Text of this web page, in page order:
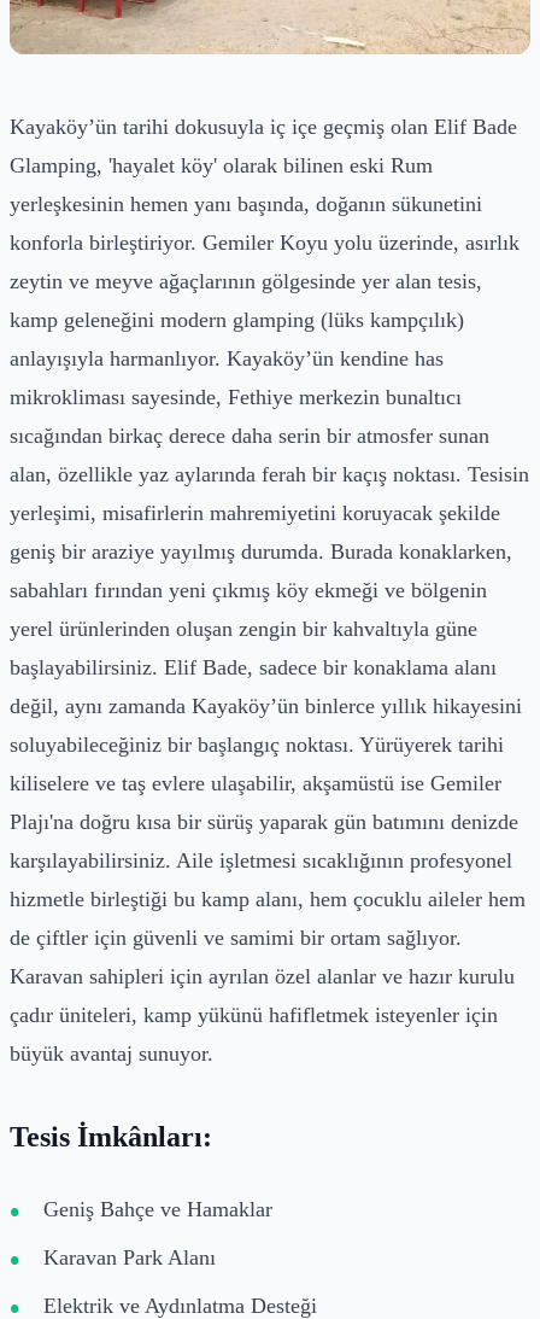
Kayaköy’ün tarihi dokusuyla iç içe geçmiş olan Elif Bade
Glamping, 'hayalet köy' olarak bilinen eski Rum
yerleşkesinin hemen yanı başında, doğanın sükunetini
konforla birleştiriyor. Gemiler Koyu yolu üzerinde, asırlık
zeytin ve meyve ağaçlarının gölgesinde yer alan tesis,
kamp geleneğini modern glamping (lüks kampçılık)
anlayışıyla harmanlıyor. Kayaköy’ün kendine has
mikrokliması sayesinde, Fethiye merkezin bunaltıcı
sıcağından birkaç derece daha serin bir atmosfer sunan
alan, özellikle yaz aylarında ferah bir kaçış noktası. Tesisin
yerleşimi, misafirlerin mahremiyetini koruyacak şekilde
geniş bir araziye yayılmış durumda. Burada konaklarken,
sabahları fırından yeni çıkmış köy ekmeği ve bölgenin
yerel ürünlerinden oluşan zengin bir kahvaltıyla güne
başlayabilirsiniz. Elif Bade, sadece bir konaklama alanı
değil, aynı zamanda Kayaköy’ün binlerce yıllık hikayesini
soluyabileceğiniz bir başlangıç noktası. Yürüyerek tarihi
kiliselere ve taş evlere ulaşabilir, akşamüstü ise Gemiler
Plajı'na doğru kısa bir sürüş yaparak gün batımını denizde
karşılayabilirsiniz. Aile işletmesi sıcaklığının profesyonel
hizmetle birleştiği bu kamp alanı, hem çocuklu aileler hem
de çiftler için güvenli ve samimi bir ortam sağlıyor.
Karavan sahipleri için ayrılan özel alanlar ve hazır kurulu
çadır üniteleri, kamp yükünü hafifletmek isteyenler için
büyük avantaj sunuyor.
Tesis İmkânları:
Geniş Bahçe ve Hamaklar
Karavan Park Alanı
Elektrik ve Aydınlatma Desteği